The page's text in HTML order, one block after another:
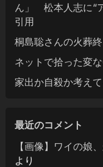
ん」 松本人志に“
引用
桐島聡さんの火葬
ネットで拾った変
家出か自殺か考え
最近のコメント
【画像】ワイの娘
より